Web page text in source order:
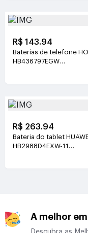
R$ 143.94
Baterias de telefone
HB436797EGW
R$ 263.94
Bateria do tablet
HB2988D4EXW-11
A melhor